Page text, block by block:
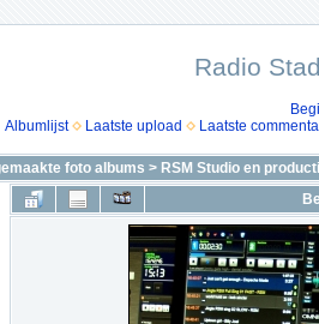
Radio
Albumlijst
Laatste upload Laatste
foto albums > RSM Studio en